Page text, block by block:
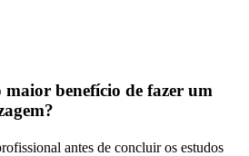
maior benefício de fazer um
antes de concluir os estudos